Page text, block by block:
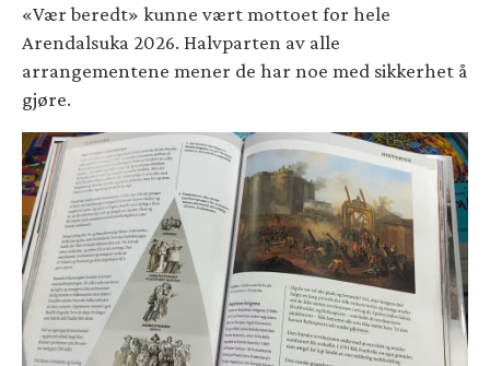
«Vær beredt» kunne vært mottoet for hele
Arendalsuka 2026. Halvparten av alle
arrangementene mener de har noe med sikkerhet å
gjøre.